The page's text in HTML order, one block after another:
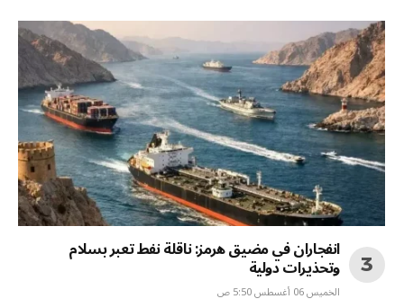
انفجاران في مضيق هرمز: ناقلة نفط تعبر بسلام
وتحذيرات دولية
الخميس 06 أغسطس 5:50 ص